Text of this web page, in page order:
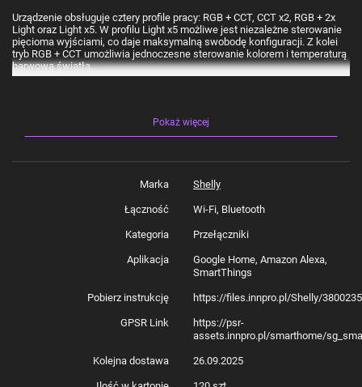
Urządzenie obsługuje cztery profile pracy: RGB + CCT, CCT x2, RGB + 2x
Light oraz Light x5. W profilu Light x5 możliwe jest niezależne sterowanie
pięcioma wyjściami, co daje maksymalną swobodę konfiguracji. Z kolei
tryb RGB + CCT umożliwia jednoczesne sterowanie kolorem i temperaturą
barwową światła.
Wbudowany pomiar energii
zużyciu energii przez każde źródło światła, co pozwala lepiej planować
zużycie i zwiększać efektywność energetyczną.
Łączność Wi-Fi, LAN i Bluetooth
Urządzenie może działać jednocześnie przez Wi-Fi i LAN, a także pełnić
funkcję wzmacniacza sygnału Wi-Fi lub bramki BLE. Oferuje niezawodną
komunikację w sieci lokalnej i zdalny dostęp z poziomu aplikacji Shelly
Smart Control. Konfiguracja może odbywać się również przez wbudowany
Wysoki poziom bezpieczeństwa
Pokaż więcej
Marka Shelly
Łączność Wi-Fi, Bluetooth
Kategoria Przełączniki
Aplikacja
Google Home, Amazon Alexa,
SmartThings
Pobierz instrukcję https://files.innpro.pl/Shelly/
GPSR Link
https://psr-
assets.innpro.pl/smarthome/
Kolejna dostawa 26.09.2025